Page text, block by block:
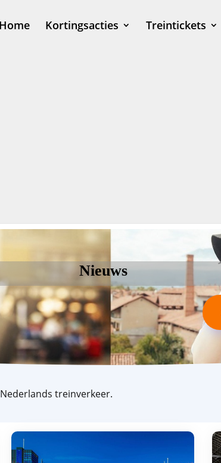
Home Kortingsacties Treintickets
Nieuws
treinverkeer.